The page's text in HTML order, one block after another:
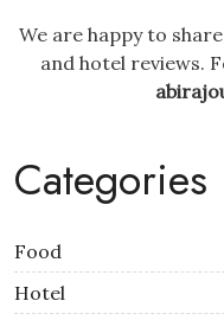
We are happy to
and hotel reviews.
Categories
Food
Hotel